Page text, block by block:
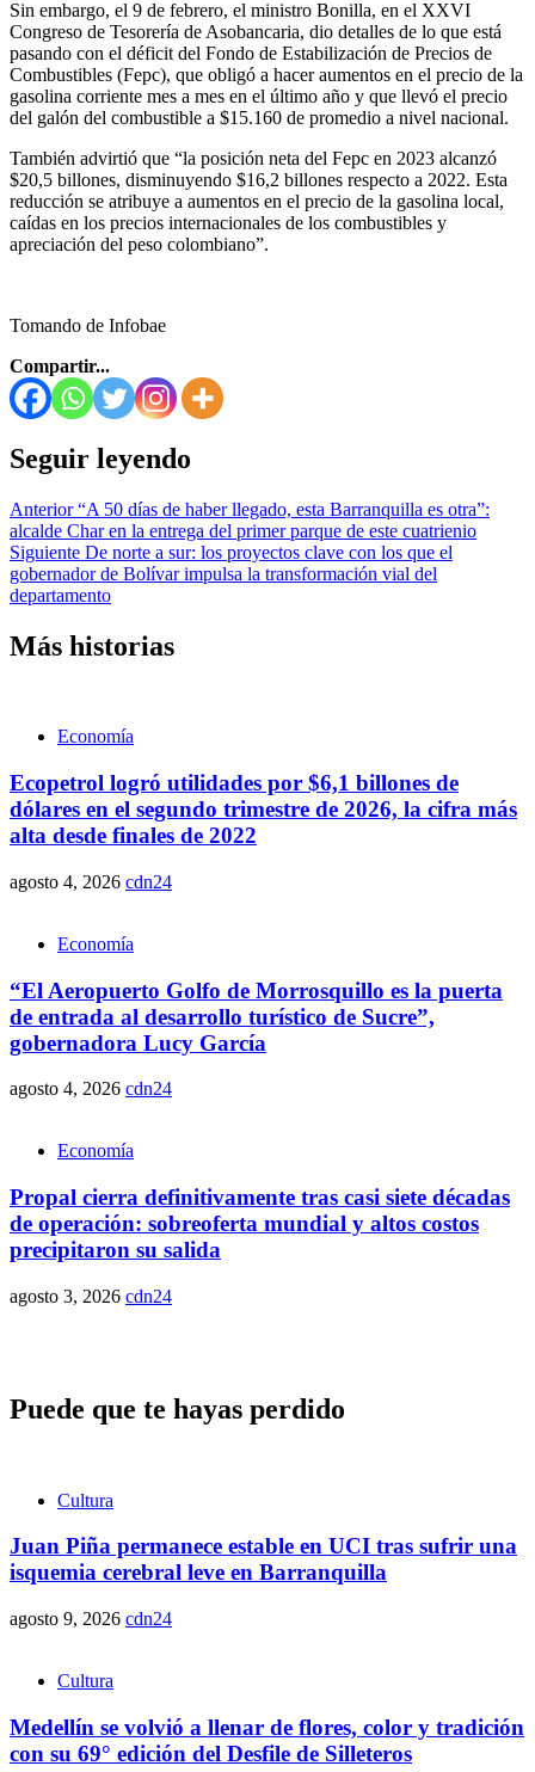
Sin embargo, el 9 de febrero, el ministro Bonilla, en el XXVI
Congreso de Tesorería de Asobancaria, dio detalles de lo que está
pasando con el déficit del Fondo de Estabilización de Precios de
Combustibles (Fepc), que obligó a hacer aumentos en el precio de la
gasolina corriente mes a mes en el último año y que llevó el precio
del galón del combustible a $15.160 de promedio a nivel nacional.
También advirtió que “la posición neta del Fepc en 2023 alcanzó
$20,5 billones, disminuyendo $16,2 billones respecto a 2022. Esta
reducción se atribuye a aumentos en el precio de la gasolina local,
caídas en los precios internacionales de los combustibles y
apreciación del peso colombiano”.
Tomando de Infobae
Compartir...
Seguir leyendo
Anterior“A 50 días de haber llegado, esta Barranquilla es otra”:
alcalde Char en la entrega del primer parque de este cuatrienio
Siguiente De norte a sur: los proyectos clave con los que el
gobernador de Bolívar impulsa la transformación vial del
departamento
Más historias
Economía
Ecopetrol logró utilidades por $6,1 billones de
dólares en el segundo trimestre de 2026, la cifra más
alta desde finales de 2022
agosto 4, 2026 cdn24
Economía
“El Aeropuerto Golfo de Morrosquillo es la puerta
de entrada al desarrollo turístico de Sucre”,
gobernadora Lucy García
agosto 4, 2026 cdn24
Economía
Propal cierra definitivamente tras casi siete décadas
de operación: sobreoferta mundial y altos costos
precipitaron su salida
agosto 3, 2026 cdn24
Puede que te hayas perdido
Cultura
Juan Piña permanece estable en UCI tras sufrir una
isquemia cerebral leve en Barranquilla
agosto 9, 2026 cdn24
Cultura
Medellín se volvió a llenar de flores, color y tradición
con su 69° edición del Desfile de Silleteros